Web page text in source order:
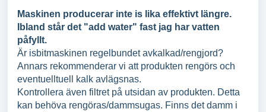
Maskinen producerar inte is lika effektivt längre.
Ibland står det "add water" fast jag har vatten
påfyllt.
Är isbitmaskinen regelbundet avkalkad/rengjord?
Annars rekommenderar vi att produkten rengörs och
eventuelltuell kalk avlägsnas.
Kontrollera även filtret på utsidan av produkten. Detta
kan behöva rengöras/dammsugas. Finns det damm i